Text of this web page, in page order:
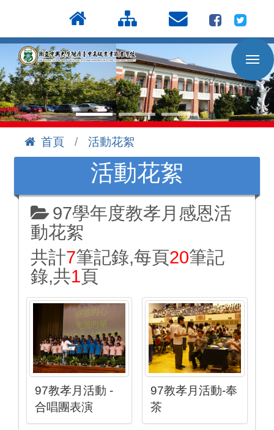
到
要
內
容
區
首頁
活動花絮
活動花絮
97學年度教孝月感恩活
動花絮
共計7筆記錄,每頁20筆記
錄,共1頁
97教孝月活動 -
合唱團表演
97教孝月活動-奉
茶